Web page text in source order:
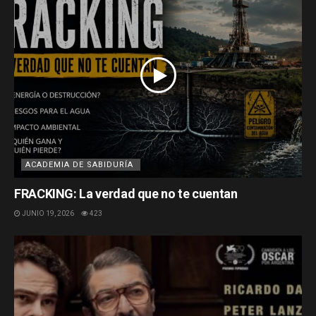
ACADEMIA DE SABIDURÍA
FRACKING: La verdad que no te cuentan
JUNIO 19, 2026 423